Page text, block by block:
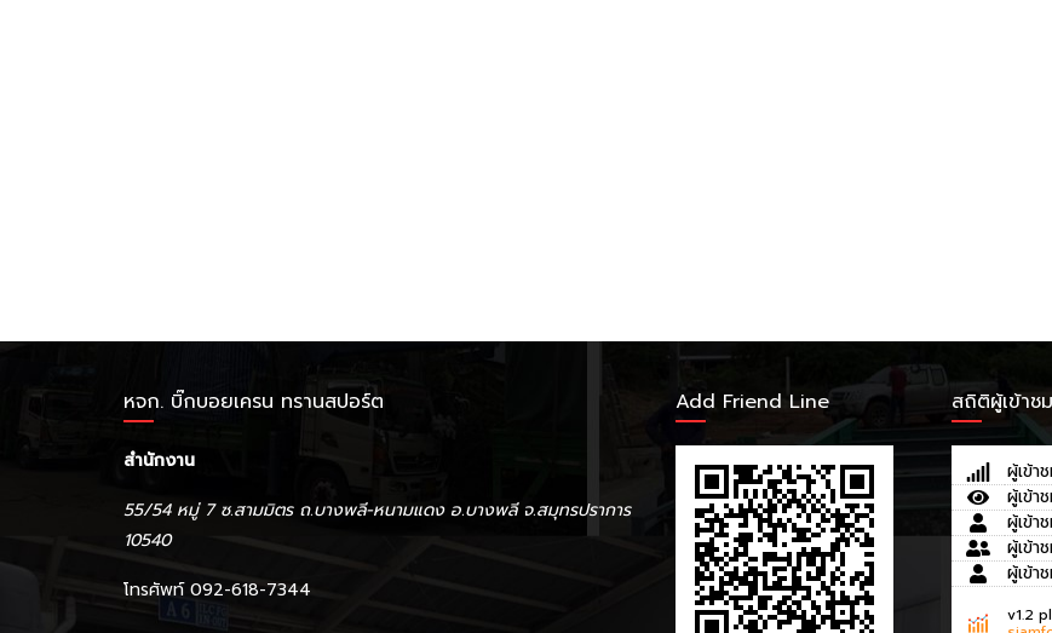
หจก. บิ๊กบอยเครน ทรานสปอร์ต
สำนักงาน
55/54 หมู่ 7 ซ.สามมิตร ถ.บางพลี-หนามแดง อ.บางพลี จ.สมุทรปราการ
10540
โทรศัพท์ 092-618-7344
Add Friend Line สถิติผู้เข้าชม
ผู้เข้า
ผู้เข้า
ผู้เข้า
ผู้เข้า
ผู้เข้า
v1.2